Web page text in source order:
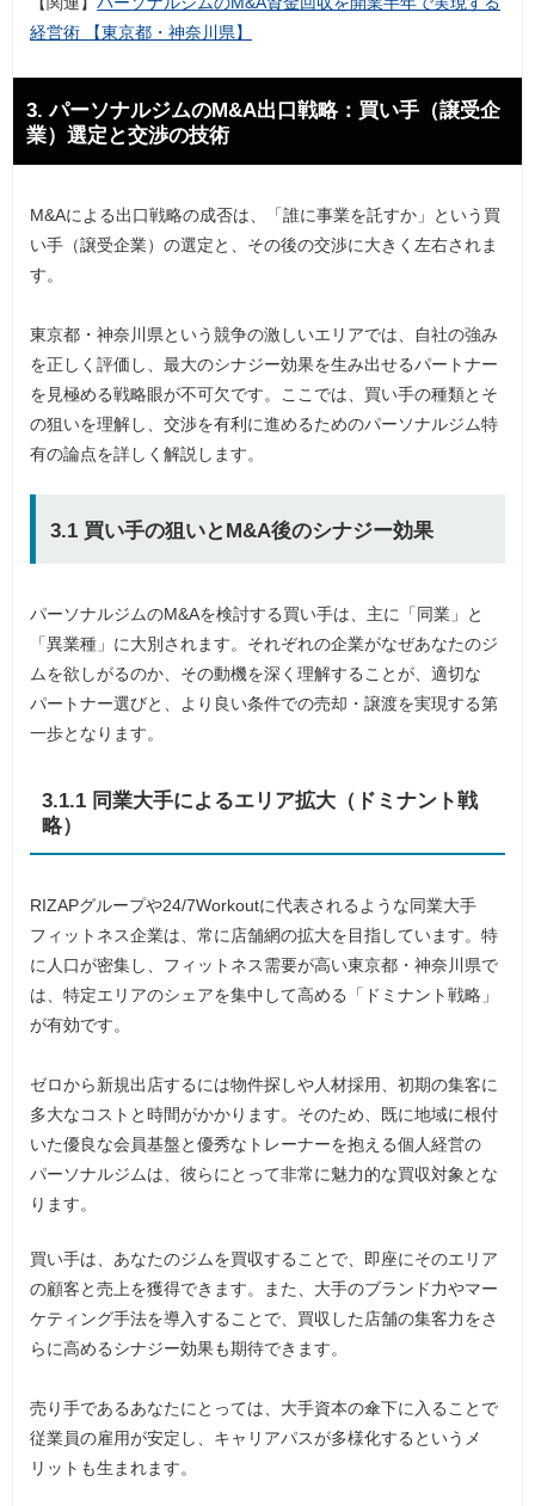
経営術 【東京都・神奈川県】
3. パーソナルジムのM&A出口戦略：買い手（譲受企
業）選定と交渉の技術
M&Aによる出口戦略の成否は、「誰に事業を託すか」という買
い手（譲受企業）の選定と、その後の交渉に大きく左右されま
す。
東京都・神奈川県という競争の激しいエリアでは、自社の強み
を正しく評価し、最大のシナジー効果を生み出せるパートナー
を見極める戦略眼が不可欠です。ここでは、買い手の種類とそ
の狙いを理解し、交渉を有利に進めるためのパーソナルジム特
有の論点を詳しく解説します。
3.1 買い手の狙いとM&A後のシナジー効果
パーソナルジムのM&Aを検討する買い手は、主に「同業」と
「異業種」に大別されます。それぞれの企業がなぜあなたのジ
ムを欲しがるのか、その動機を深く理解することが、適切な
パートナー選びと、より良い条件での売却・譲渡を実現する第
一歩となります。
3.1.1 同業大手によるエリア拡大（ドミナント戦
略）
RIZAPグループや24/7Workoutに代表されるような同業大手
フィットネス企業は、常に店舗網の拡大を目指しています。特
に人口が密集し、フィットネス需要が高い東京都・神奈川県で
は、特定エリアのシェアを集中して高める「ドミナント戦略」
が有効です。
ゼロから新規出店するには物件探しや人材採用、初期の集客に
多大なコストと時間がかかります。そのため、既に地域に根付
いた優良な会員基盤と優秀なトレーナーを抱える個人経営の
パーソナルジムは、彼らにとって非常に魅力的な買収対象とな
ります。
買い手は、あなたのジムを買収することで、即座にそのエリア
の顧客と売上を獲得できます。また、大手のブランド力やマー
ケティング手法を導入することで、買収した店舗の集客力をさ
らに高めるシナジー効果も期待できます。
売り手であるあなたにとっては、大手資本の傘下に入ることで
従業員の雇用が安定し、キャリアパスが多様化するというメ
リットも生まれます。